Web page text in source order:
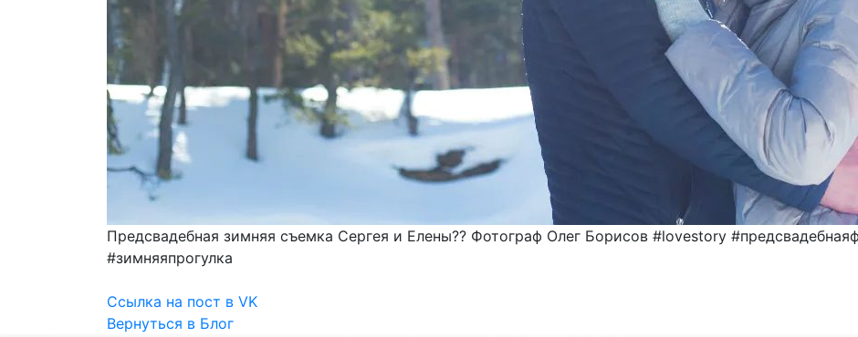
Предсвадебная зимняя съемка Сергея и Елены?? Фотограф Олег Борисов #lovestory
#зимняяпрогулка
Ссылка на пост в VK
Вернуться в Блог